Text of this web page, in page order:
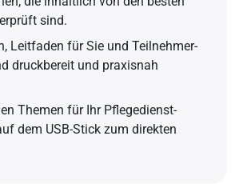
sind.
Leitfaden für Sie und Teilnehmer-
druckbereit und praxisnah
Themen für Ihr Pflegedienst-
dem USB-Stick zum direkten